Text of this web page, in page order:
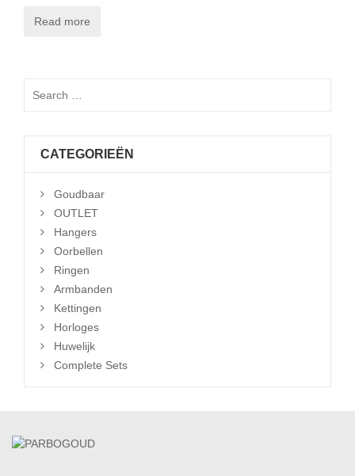
Read more
CATEGORIEËN
Goudbaar
OUTLET
Hangers
Oorbellen
Ringen
Armbanden
Kettingen
Horloges
Huwelijk
Complete Sets